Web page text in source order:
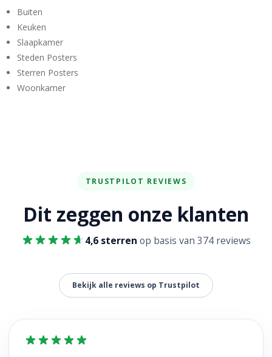
Buiten
Keuken
Slaapkamer
Steden Posters
Sterren Posters
Woonkamer
TRUSTPILOT REVIEWS
Dit zeggen onze klanten
4,6 sterren op basis van 374 reviews
Bekijk alle reviews op Trustpilot